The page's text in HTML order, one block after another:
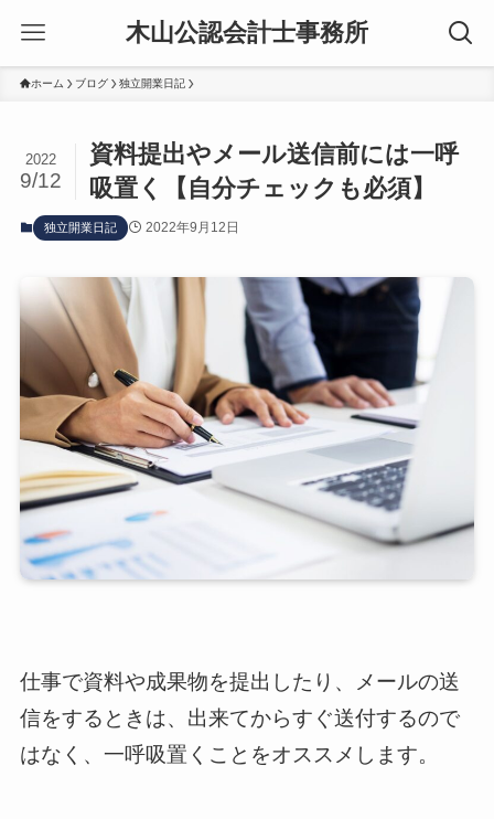
木山公認会計士事務所
ホーム ブログ 独立開業日記
資料提出やメール送信前には一呼
吸置く【自分チェックも必須】
2022
9/12
独立開業日記 2022年9月12日
仕事で資料や成果物を提出したり、メールの送
信をするときは、出来てからすぐ送付するので
はなく、一呼吸置くことをオススメします。